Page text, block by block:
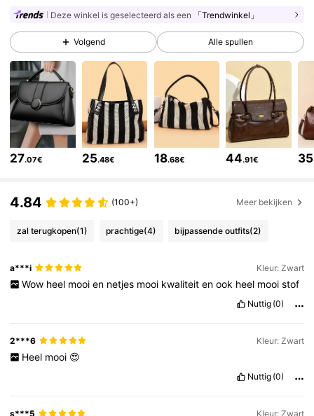
4.86 73K Volgers
4.86 73K Volgers
4.86 73K Volgers
73K Volgers
4.86 73K Volgers
4.86
Deze winkel is geselecteerd als een 「Trendwinkel」
Volgend Alle spullen
27.07€ 25.48€ 18.68€ 44.91€ 35
4.84 (100+) Meer bekijken
zal terugkopen(1) prachtige(4) bijpassende outfits(2)
a***i Kleur: Zwart
Wow heel mooi en netjes mooi kwaliteit en ook heel mooi stof
Nuttig (0)
2***6 Kleur: Zwart
Heel mooi 😍
Nuttig (0)
s***5 Kleur: Zwart